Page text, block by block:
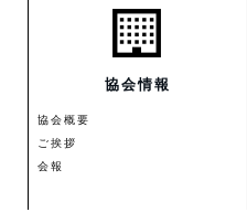
協会情報
協会概要
ご挨拶
会報